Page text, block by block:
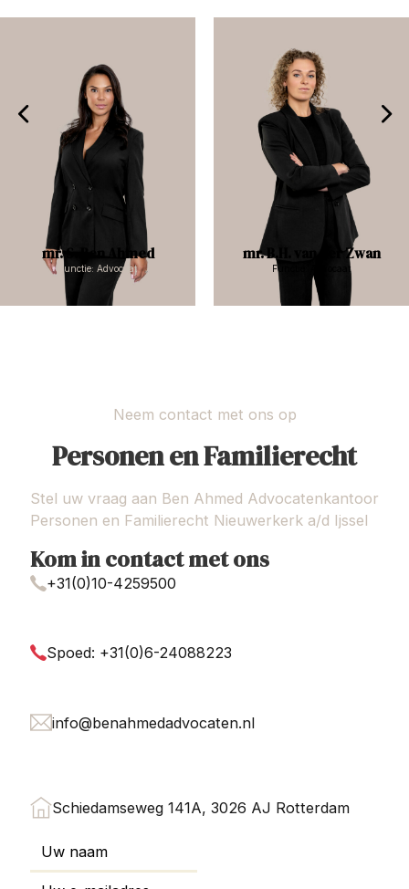
mr. S. Ben Ahmed
Functie: Advocaat
mr. B.H. van der Zwan
Functie: Advocaat
Neem contact met ons op
Personen en Familierecht
Stel uw vraag aan Ben Ahmed Advocatenkantoor
Personen en Familierecht Nieuwerkerk a/d Ijssel
Kom in contact met ons
+31(0)10-4259500
Spoed: +31(0)6-24088223
info@benahmedadvocaten.nl
Schiedamseweg 141A, 3026 AJ Rotterdam